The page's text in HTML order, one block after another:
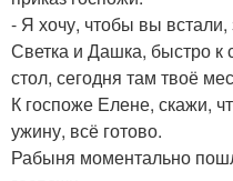
- Я хочу, чтобы вы
Светка и Дашка, быстро к
стол, сегодня там твоё
К госпоже Елене, скажи,
ужину, всё готово.
Рабыня моментально